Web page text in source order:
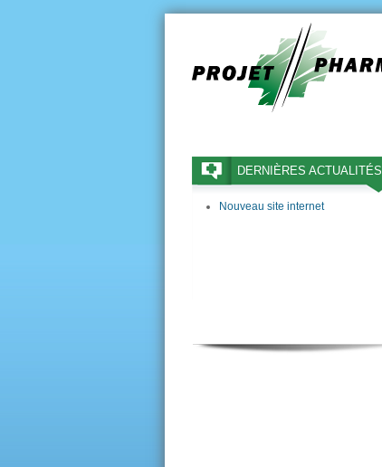
DERNIÈRES ACTUALITÉS
Nouveau site internet